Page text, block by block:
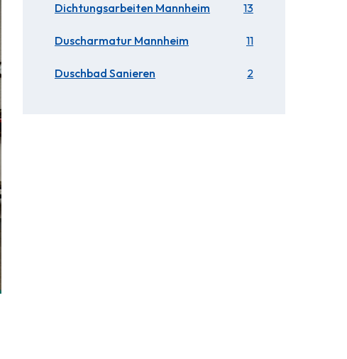
Dichtungsarbeiten Mannheim 13
Duscharmatur Mannheim 11
Duschbad Sanieren 2